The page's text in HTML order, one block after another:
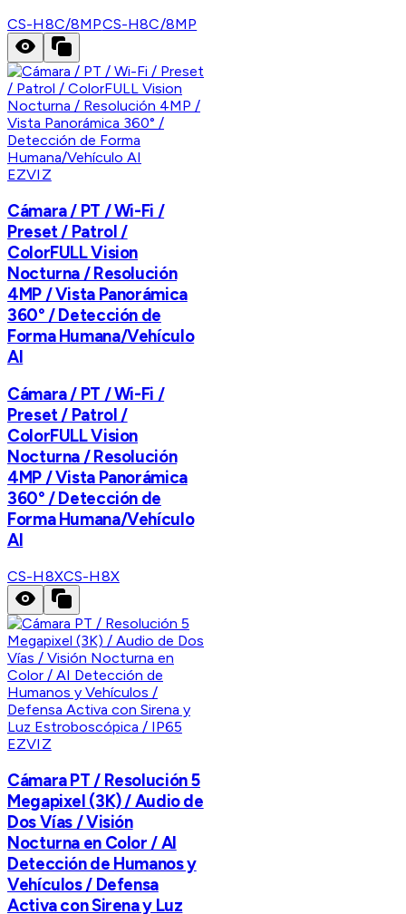
CS-H8C/8MPCS-H8C/8MP
EZVIZ
Cámara / PT / Wi-Fi /
Preset / Patrol /
ColorFULL Vision
Nocturna / Resolución
4MP / Vista Panorámica
360° / Detección de
Forma Humana/Vehículo
AI
Cámara / PT / Wi-Fi /
Preset / Patrol /
ColorFULL Vision
Nocturna / Resolución
4MP / Vista Panorámica
360° / Detección de
Forma Humana/Vehículo
AI
CS-H8XCS-H8X
EZVIZ
Cámara PT / Resolución 5
Megapixel (3K) / Audio de
Dos Vías / Visión
Nocturna en Color / AI
Detección de Humanos y
Vehículos / Defensa
Activa con Sirena y Luz